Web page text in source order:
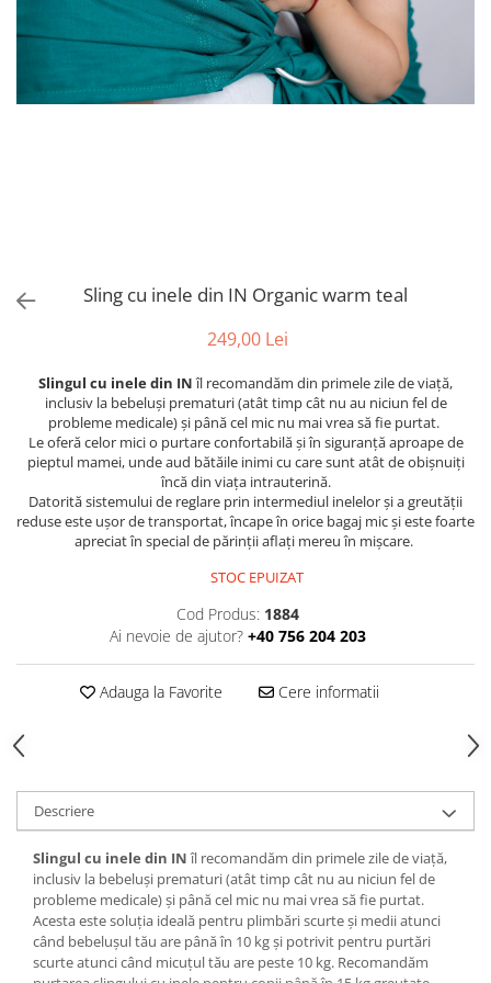
Sling cu inele din IN Organic warm teal
249,00 Lei
Slingul cu inele din INîl recomandăm din primele zile de viață,
inclusiv la bebeluși prematuri (atât timp cât nu au niciun fel de
probleme medicale) și până cel mic nu mai vrea să fie purtat.
Le oferă celor mici o purtare confortabilă și în siguranță aproape de
pieptul mamei, unde aud bătăile inimi cu care sunt atât de obișnuiți
încă din viața intrauterină.
Datorită sistemului de reglare prin intermediul inelelor și a greutății
reduse este ușor de transportat, încape în orice bagaj mic și este foarte
apreciat în special de părinții aflați mereu în mișcare.
STOC EPUIZAT
Cod Produs: 1884
Ai nevoie de ajutor? +40 756 204 203
Adauga la Favorite Cere informatii
Descriere
Slingul cu inele din INîl recomandăm din primele zile de viață,
inclusiv la bebeluși prematuri (atât timp cât nu au niciun fel de
probleme medicale) și până cel mic nu mai vrea să fie purtat.
Acesta este soluția ideală pentru plimbări scurte și medii atunci
când bebelușul tău are până în 10 kg și potrivit pentru purtări
scurte atunci când micuțul tău are peste 10 kg. Recomandăm